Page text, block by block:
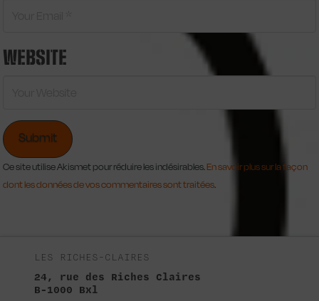
WEBSITE
Ce site utilise Akismet pour réduire les indésirables.En savoir plus sur la façon
dont les données de vos commentaires sont traitées.
LES RICHES-CLAIRES
24, rue des Riches Claires
B-1000 Bxl